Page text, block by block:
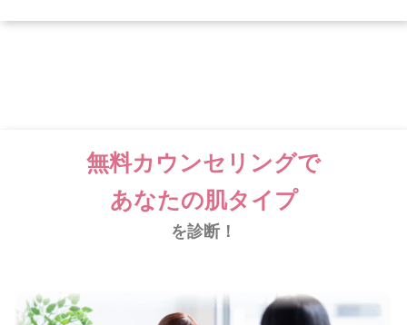
無料カウンセリングで
あなたの肌タイプ
を診断！